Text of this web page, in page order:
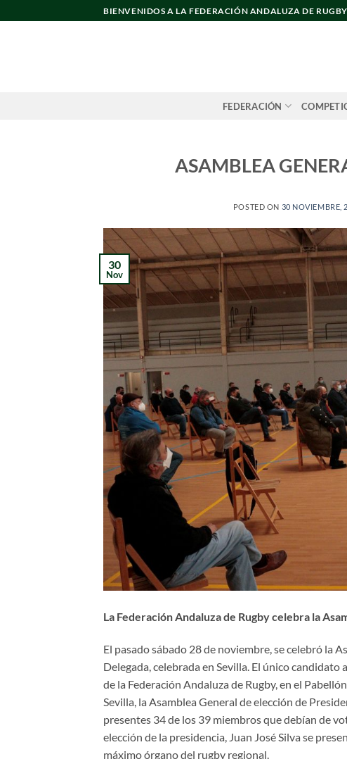
al
BIENVENIDOS A LA FEDERACIÓN ANDALUZA DE RUGBY
FEDERACIÓN
ASAMBLEA
POSTED ON 30 NOVIEMBRE,
30
Nov
La Federación Andaluza de Rugby celebra la
El pasado sábado 28 de noviembre, se celebró la
Delegada, celebrada en Sevilla. El único
de la Federación Andaluza de Rugby, en el
Sevilla, la Asamblea General de elección de
presentes 34 de los 39 miembros que debían de
elección de la presidencia, Juan José Silva se
máximo órgano del rugby regional.